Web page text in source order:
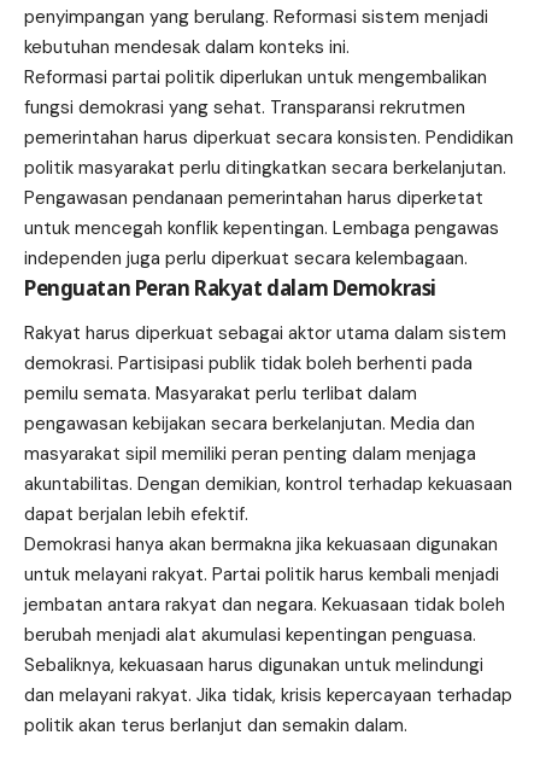
penyimpangan yang berulang. Reformasi sistem menjadi
kebutuhan mendesak dalam konteks ini.
Reformasi partai politik diperlukan untuk mengembalikan
fungsi demokrasi yang sehat. Transparansi rekrutmen
pemerintahan harus diperkuat secara konsisten. Pendidikan
politik masyarakat perlu ditingkatkan secara berkelanjutan.
Pengawasan pendanaan pemerintahan harus diperketat
untuk mencegah konflik kepentingan. Lembaga pengawas
independen juga perlu diperkuat secara kelembagaan.
Penguatan Peran Rakyat dalam Demokrasi
Rakyat harus diperkuat sebagai aktor utama dalam sistem
demokrasi. Partisipasi publik tidak boleh berhenti pada
pemilu semata. Masyarakat perlu terlibat dalam
pengawasan kebijakan secara berkelanjutan. Media dan
masyarakat sipil memiliki peran penting dalam menjaga
akuntabilitas. Dengan demikian, kontrol terhadap kekuasaan
dapat berjalan lebih efektif.
Demokrasi hanya akan bermakna jika kekuasaan digunakan
untuk melayani rakyat. Partai politik harus kembali menjadi
jembatan antara rakyat dan negara. Kekuasaan tidak boleh
berubah menjadi alat akumulasi kepentingan penguasa.
Sebaliknya, kekuasaan harus digunakan untuk melindungi
dan melayani rakyat. Jika tidak, krisis kepercayaan terhadap
politik akan terus berlanjut dan semakin dalam.